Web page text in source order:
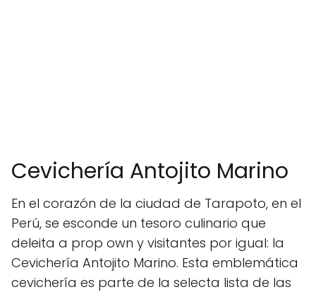
Cevichería Antojito Marino
En el corazón de la ciudad de Tarapoto, en el
Perú, se esconde un tesoro culinario que
deleita a prop own y visitantes por igual: la
Cevichería Antojito Marino. Esta emblemática
cevichería es parte de la selecta lista de las